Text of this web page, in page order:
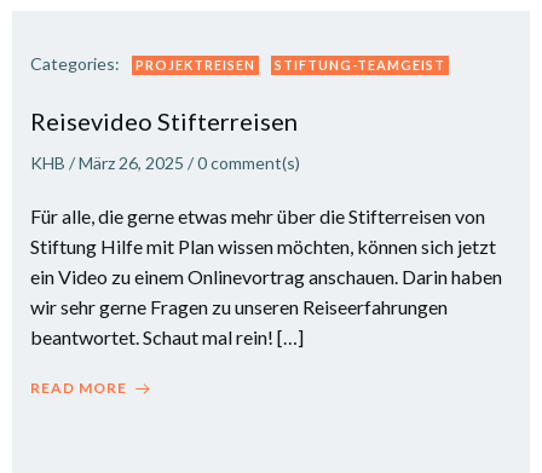
Categories: PROJEKTREISEN STIFTUNG-TEAMGEIST
Reisevideo Stifterreisen
KHB /März 26, 2025 /0comment(s)
Für alle, die gerne etwas mehr über die Stifterreisen von
Stiftung Hilfe mit Plan wissen möchten, können sich jetzt
ein Video zu einem Onlinevortrag anschauen. Darin haben
wir sehr gerne Fragen zu unseren Reiseerfahrungen
beantwortet. Schaut mal rein! […]
READ MORE